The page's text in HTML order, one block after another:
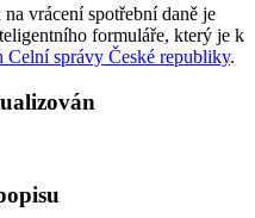
vrácení spotřební daně je
formuláře, který je k
Celní správy České republiky.